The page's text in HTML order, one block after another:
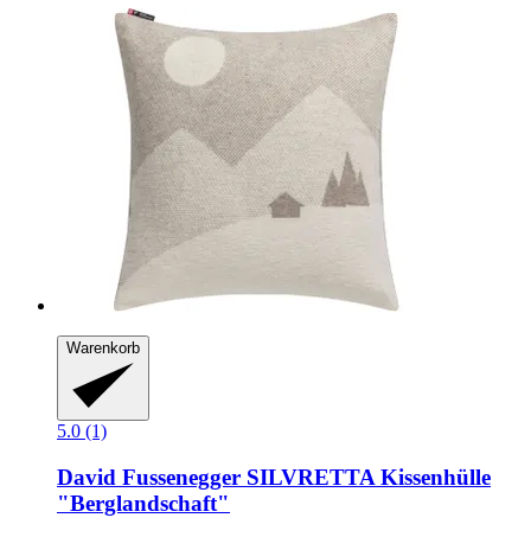
Warenkorb
5.0 (1)
David Fussenegger SILVRETTA Kissenhülle
"Berglandschaft"